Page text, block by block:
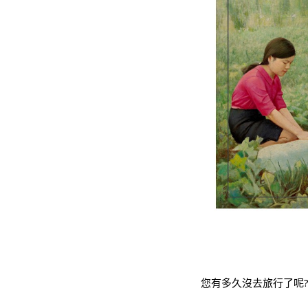
您有多久沒去旅行了呢?